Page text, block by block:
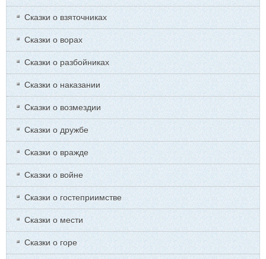
Сказки о взяточниках
Сказки о ворах
Сказки о разбойниках
Сказки о наказании
Сказки о возмездии
Сказки о дружбе
Сказки о вражде
Сказки о войне
Сказки о гостеприимстве
Сказки о мести
Сказки о горе